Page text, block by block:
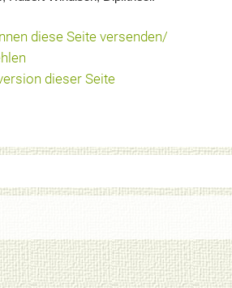
diese Seite versenden/
dieser Seite